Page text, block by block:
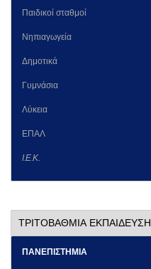
Παιδικοί σταθμοί
Νηπιαγωγεία
Δημοτικά
Γυμνάσια
Λύκεια
ΕΠΑΛ
Ι.Ε.Κ.
ΤΡΙΤΟΒΑΘΜΙΑ ΕΚΠΑΙΔΕΥΣΗ
ΠΑΝΕΠΙΣΤΗΜΙΑ